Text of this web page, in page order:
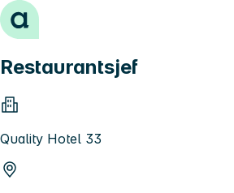
Hopp til innhold
Restaurantsjef
Quality Hotel 33